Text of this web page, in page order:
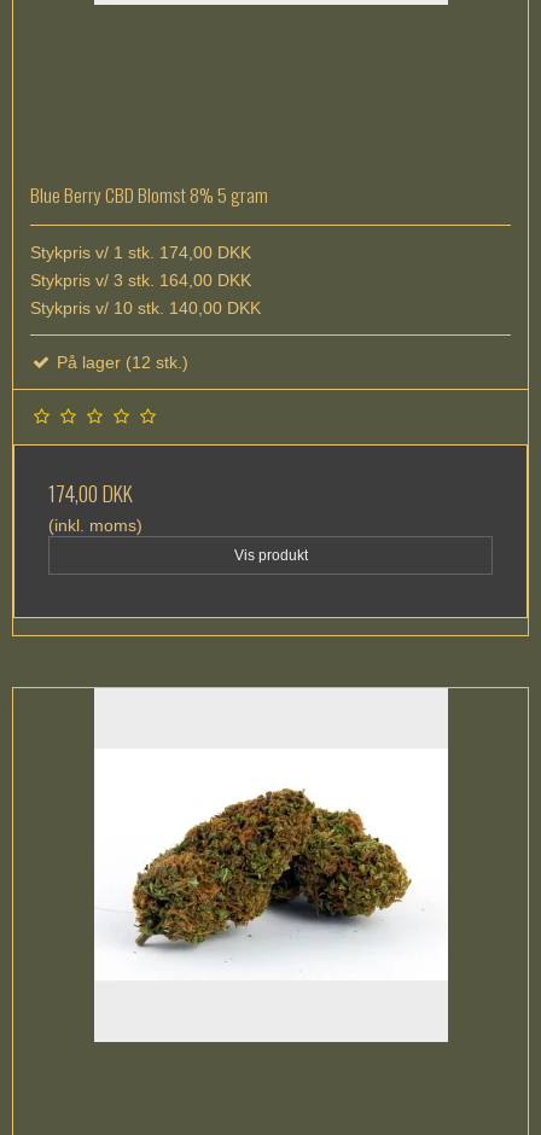
Blue Berry CBD Blomst 8% 5 gram
Stykpris v/ 1 stk. 174,00 DKK
Stykpris v/ 3 stk. 164,00 DKK
Stykpris v/ 10 stk. 140,00 DKK
På lager (12 stk.)
174,00 DKK
(inkl. moms)
Vis produkt